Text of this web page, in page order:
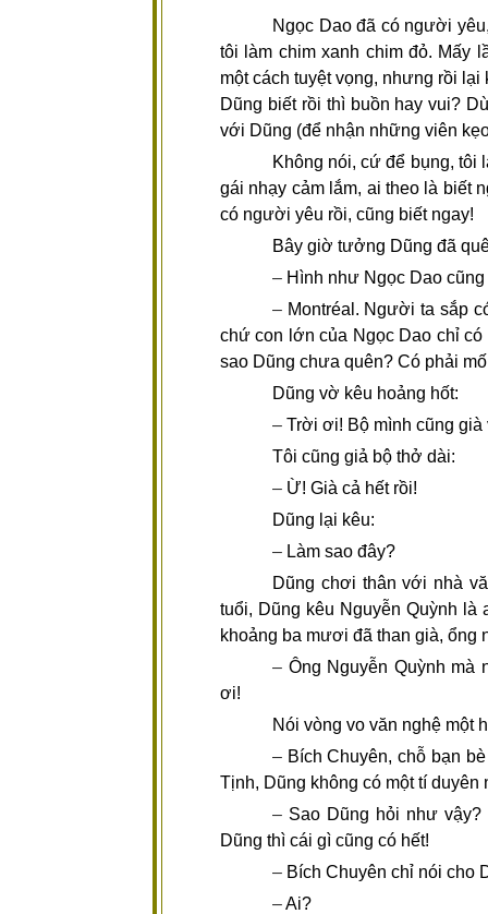
Ngọc Dao đã có người
tôi làm chim xanh chim đỏ. Mấy
một cách tuyệt vọng, nhưng rồi
Dũng biết rồi thì buồn hay vui?
với Dũng (để nhận những viên
Không nói, cứ để bụng, tôi
gái nhạy cảm lắm, ai theo là biết
có người yêu rồi, cũng biết ngay!
Bây giờ tưởng Dũng đã
– Hình như Ngọc Dao
– Montréal. Người ta sắp
chứ con lớn của Ngọc Dao chỉ
sao Dũng chưa quên? Có phải
Dũng vờ kêu hoảng hốt:
– Trời ơi! Bộ mình cũng già
Tôi cũng giả bộ thở dài:
– Ừ! Già cả hết rồi!
Dũng lại kêu:
– Làm sao đây?
Dũng chơi thân với nhà
tuổi, Dũng kêu Nguyễn Quỳnh
khoảng ba mươi đã than già, ổng
– Ông Nguyễn Quỳnh mà
ơi!
Nói vòng vo văn nghệ một
– Bích Chuyên, chỗ bạn
Tịnh, Dũng không có một tí duyên
– Sao Dũng hỏi như
Dũng thì cái gì cũng có hết!
– Bích Chuyên chỉ nói cho
–Ai?